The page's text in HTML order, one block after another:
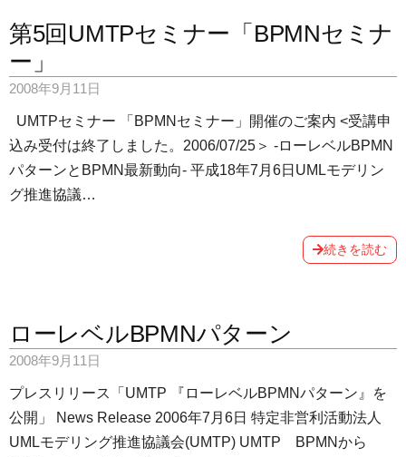
第5回UMTPセミナー「BPMNセミナ
ー」
2008年9月11日
UMTPセミナー 「BPMNセミナー」開催のご案内 <受講申
込み受付は終了しました。2006/07/25＞ -ローレベルBPMN
パターンとBPMN最新動向- 平成18年7月6日UMLモデリン
グ推進協議…
続きを読む
ローレベルBPMNパターン
2008年9月11日
プレスリリース「UMTP 『ローレベルBPMNパターン』を
公開」 News Release 2006年7月6日 特定非営利活動法人
UMLモデリング推進協議会(UMTP) UMTP BPMNから